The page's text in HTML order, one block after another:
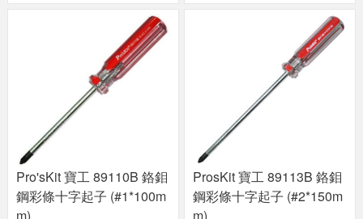
Pro'sKit 寶工 89110B 鉻鉬
鋼彩條十字起子 (#1*100m
ProsKit 寶工 89113B 鉻鉬
鋼彩條十字起子 (#2*150m